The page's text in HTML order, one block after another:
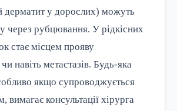
дерматит у дорослих) можуть
через рубцювання. У рідкісних
стає місцем прояву
навіть метастазів. Будь-яка
якщо супроводжується
вимагає консультації хірурга